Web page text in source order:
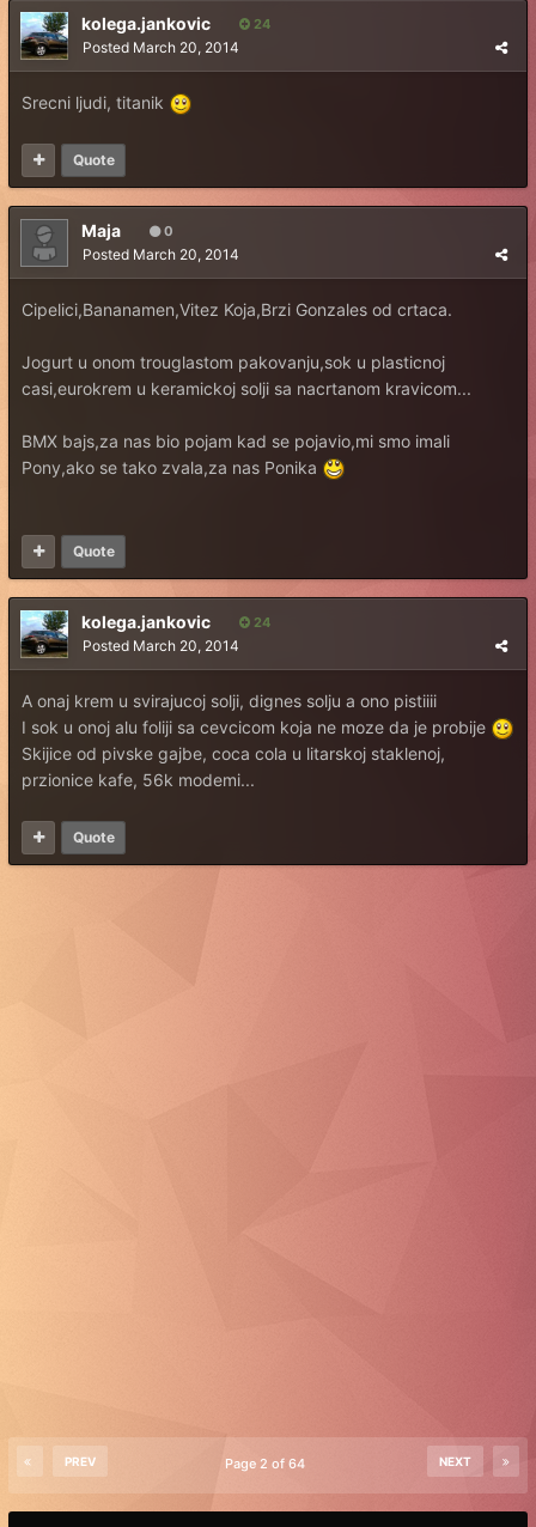
kolega.jankovic 24
Posted March 20, 2014
Srecni ljudi, titanik
Quote
Maja 0
Posted March 20, 2014
Cipelici,Bananamen,Vitez Koja,Brzi Gonzales od crtaca.
Jogurt u onom trouglastom pakovanju,sok u plasticnoj
casi,eurokrem u keramickoj solji sa nacrtanom kravicom...
BMX bajs,za nas bio pojam kad se pojavio,mi smo imali
Pony,ako se tako zvala,za nas Ponika
Quote
kolega.jankovic 24
Posted March 20, 2014
A onaj krem u svirajucoj solji, dignes solju a ono pistiiii
I sok u onoj alu foliji sa cevcicom koja ne moze da je probije
Skijice od pivske gajbe, coca cola u litarskoj staklenoj,
przionice kafe, 56k modemi...
Quote
PREV NEXT
Page 2 of 64